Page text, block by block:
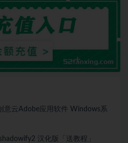
意云Adobe应用软件 Windows系
汉化版「送教程」